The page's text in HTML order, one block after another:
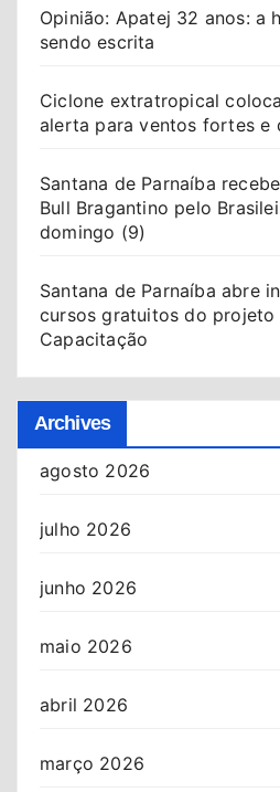
Opinião: Apatej 32 anos: a
sendo escrita
Ciclone extratropical
alerta para ventos fortes e
Santana de Parnaíba
Bull Bragantino pelo
domingo (9)
Santana de Parnaíba abre
cursos gratuitos do projeto
Capacitação
Archives
agosto 2026
julho 2026
junho 2026
maio 2026
abril 2026
março 2026